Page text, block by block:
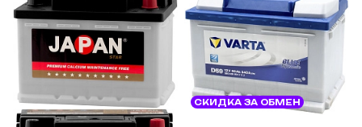
СКИДКА ЗА ОБМЕН